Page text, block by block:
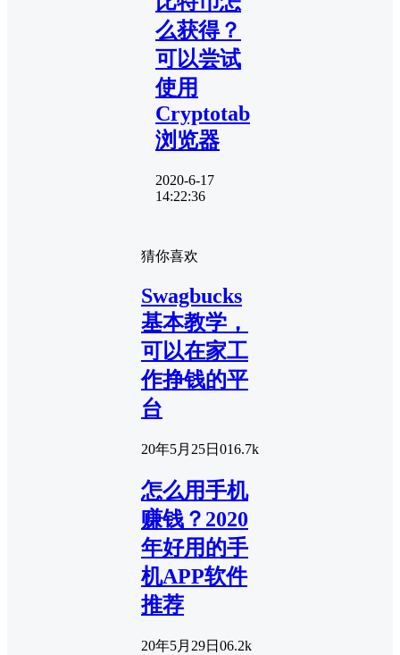
么获得？
可以尝试
使用
Cryptotab
浏览器
2020-6-17
14:22:36
猜你喜欢
Swagbucks
基本教学，
可以在家工
作挣钱的平
台
20年5月25日 016.7k
怎么用手机
赚钱？2020
年好用的手
机APP软件
推荐
20年5月29日 06.2k